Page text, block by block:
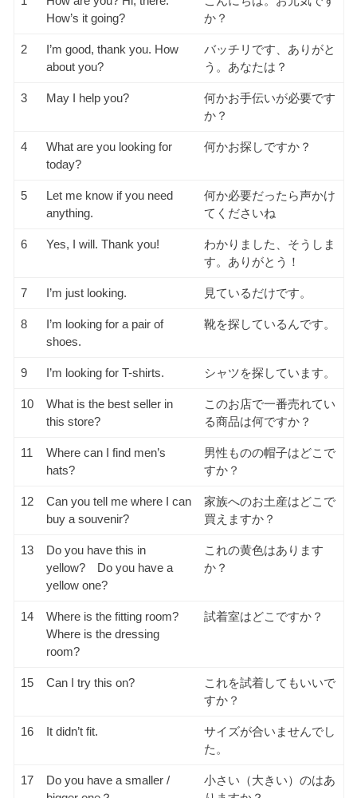
How’s it going?
か？
2
I’m good, thank you. How
about you?
バッチリです、ありがと
う。あなたは？
3 May I help you?
何かお手伝いが必要です
か？
4
What are you looking for
today?
何かお探しですか？
5
Let me know if you need
anything.
何か必要だったら声かけ
てくださいね
6 Yes, I will. Thank you!
わかりました、そうしま
す。ありがとう！
7 I’m just looking. 見ているだけです。
8
I’m looking for a pair of
shoes.
靴を探しているんです。
9 I’m looking for T-shirts. シャツを探しています。
10
What is the best seller in
this store?
このお店で一番売れてい
る商品は何ですか？
11
Where can I find men’s
hats?
男性ものの帽子はどこで
すか？
12
Can you tell me where I can
buy a souvenir?
家族へのお土産はどこで
買えますか？
13
Do you have this in
yellow? Do you have a
yellow one?
これの黄色はあります
か？
14
Where is the fitting room?
Where is the dressing
room?
試着室はどこですか？
15 Can I try this on?
これを試着してもいいで
すか？
16 It didn’t fit.
サイズが合いませんでし
た。
17
Do you have a smaller /
小さい（大きい）のはあ